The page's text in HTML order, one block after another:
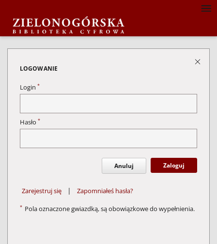
LOGOWANIE
Login *
Hasło *
Anuluj Zaloguj
Zarejestruj się | Zapomniałeś hasła?
* Pola oznaczone gwiazdką, są obowiązkowe do wypełnienia.